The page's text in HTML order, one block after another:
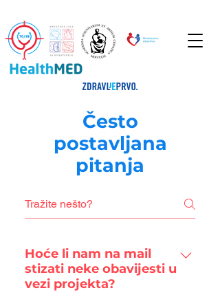
Često
postavljana
pitanja
Hoće li nam na mail
stizati neke obavijesti u
vezi projekta?